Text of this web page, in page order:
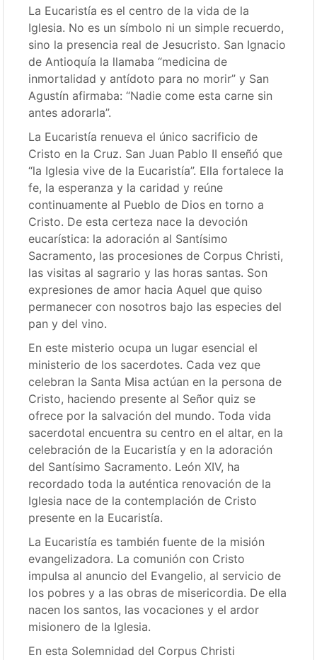
La Eucaristía es el centro de la vida de la
Iglesia. No es un símbolo ni un simple recuerdo,
sino la presencia real de Jesucristo. San Ignacio
de Antioquía la llamaba “medicina de
inmortalidad y antídoto para no morir” y San
Agustín afirmaba: “Nadie come esta carne sin
antes adorarla”.
La Eucaristía renueva el único sacrificio de
Cristo en la Cruz. San Juan Pablo II enseñó que
“la Iglesia vive de la Eucaristía”. Ella fortalece la
fe, la esperanza y la caridad y reúne
continuamente al Pueblo de Dios en torno a
Cristo. De esta certeza nace la devoción
eucarística: la adoración al Santísimo
Sacramento, las procesiones de Corpus Christi,
las visitas al sagrario y las horas santas. Son
expresiones de amor hacia Aquel que quiso
permanecer con nosotros bajo las especies del
pan y del vino.
En este misterio ocupa un lugar esencial el
ministerio de los sacerdotes. Cada vez que
celebran la Santa Misa actúan en la persona de
Cristo, haciendo presente al Señor quiz se
ofrece por la salvación del mundo. Toda vida
sacerdotal encuentra su centro en el altar, en la
celebración de la Eucaristía y en la adoración
del Santísimo Sacramento. León XIV, ha
recordado toda la auténtica renovación de la
Iglesia nace de la contemplación de Cristo
presente en la Eucaristía.
La Eucaristía es también fuente de la misión
evangelizadora. La comunión con Cristo
impulsa al anuncio del Evangelio, al servicio de
los pobres y a las obras de misericordia. De ella
nacen los santos, las vocaciones y el ardor
misionero de la Iglesia.
En esta Solemnidad del Corpus Christi